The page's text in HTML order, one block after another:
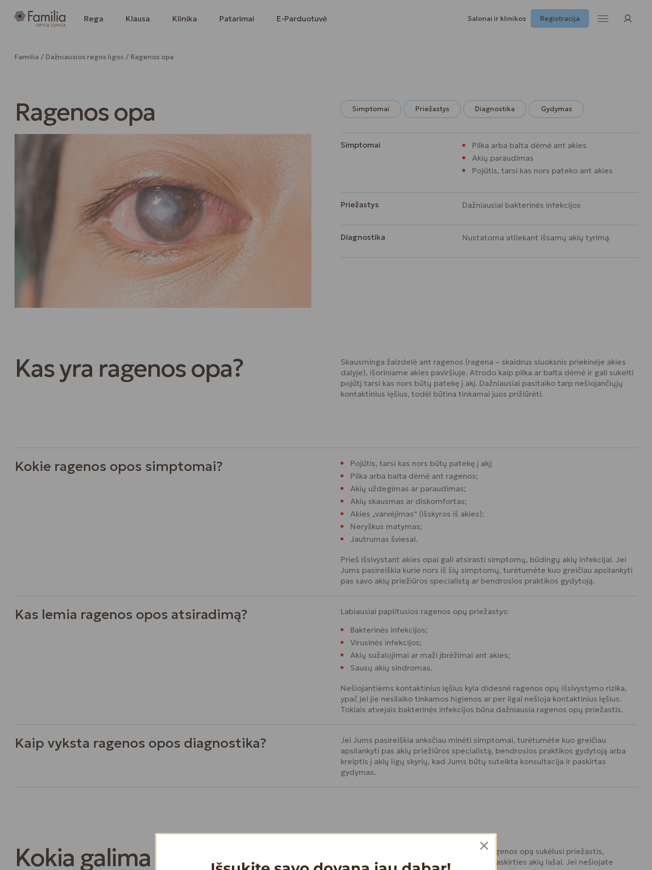
Rega Klausa Klinika Patarimai E-Parduotuvė Salonai ir klinikos Registracija
Familia Dažniausios regos ligos Ragenos opa
Ragenos opa Simptomai Priežastys Diagnostika Gydymas
Simptomai
Pilka arba balta dėmė ant akies
Akių paraudimas
Pojūtis, tarsi kas nors pateko ant akies
Priežastys Dažniausiai bakterinės infekcijos
Diagnostika Nustatoma atliekant išsamų akių tyrimą
Kas yra ragenos opa?
Skausminga žaizdelė ant ragenos (ragena – skaidrus sluoksnis priekinėje akies
dalyje), išoriniame akies paviršiuje. Atrodo kaip pilka ar balta dėmė ir gali sukelti
pojūtį tarsi kas nors būtų patekę į akį. Dažniausiai pasitaiko tarp nešiojančiųjų
kontaktinius lęšius, todėl būtina tinkamai juos prižiūrėti.
Kokie ragenos opos simptomai?
Pojūtis, tarsi kas nors būtų patekę į akį;
Pilka arba balta dėmė ant ragenos;
Akių uždegimas ar paraudimas;
Akių skausmas ar diskomfortas;
Akies „varvėjimas“ (išskyros iš akies);
Neryškus matymas;
Jautrumas šviesai.
Prieš išsivystant akies opai gali atsirasti simptomų, būdingų akių infekcijai. Jei
Jums pasireiškia kurie nors iš šių simptomų, turėtumėte kuo greičiau apsilankyti
pas savo akių priežiūros specialistą ar bendrosios praktikos gydytoją.
Kas lemia ragenos opos atsiradimą?
Labiausiai paplitusios ragenos opų priežastys:
Bakterinės infekcijos;
Virusinės infekcijos;
Akių sužalojimai ar maži įbrėžimai ant akies;
Sausų akių sindromas.
Nešiojantiems kontaktinius lęšius kyla didesnė ragenos opų išsivystymo rizika,
ypač jei jie nesilaiko tinkamos higienos ar per ilgai nešioja kontaktinius lęšius.
Tokiais atvejais bakterinės infekcijos būna dažniausia ragenos opų priežastis.
Kaip vyksta ragenos opos diagnostika?
Jei Jums pasireiškia anksčiau minėti simptomai, turėtumėte kuo greičiau
apsilankyti pas akių priežiūros specialistą, bendrosios praktikos gydytoją arba
kreiptis į akių ligų skyrių, kad Jums būtų suteikta konsultacija ir paskirtas
gydymas.
Kokia galima pagalba?
Kad būtų pašalinta virusinė ar bakterinė ragenos opą sukėlusi priežastis,
gydymui įprastai naudojami medicininės paskirties akių lašai. Jei nešiojate